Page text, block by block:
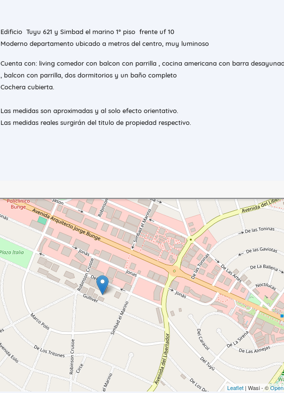
Edificio Tuyu 621 y Simbad el marino 1° piso frente uf 10
Moderno departamento ubicado a metros del centro, muy luminoso
Cuenta con: living comedor con balcon con parrilla , cocina americana con barra
, balcon con parrilla, dos dormitorios y un baño completo
Cochera cubierta.
Las medidas son aproximadas y al solo efecto orientativo.
Las medidas reales surgirán del titulo de propiedad respectivo.
Leaflet | Wasi - ©